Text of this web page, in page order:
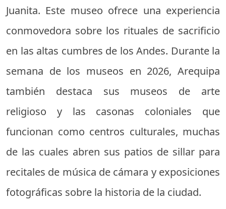
Juanita. Este museo ofrece una experiencia
conmovedora sobre los rituales de sacrificio
en las altas cumbres de los Andes. Durante la
semana de los museos en 2026, Arequipa
también destaca sus museos de arte
religioso y las casonas coloniales que
funcionan como centros culturales, muchas
de las cuales abren sus patios de sillar para
recitales de música de cámara y exposiciones
fotográficas sobre la historia de la ciudad.